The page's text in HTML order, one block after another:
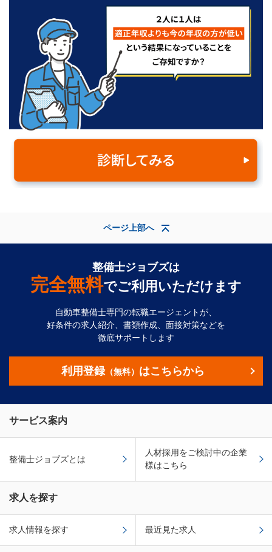
ページ上部へ
整備士ジョブズは
完全無料でご利用いただけます
自動車整備士専門の転職エージェントが、
好条件の求人紹介、書類作成、面接対策などを
徹底サポートします
利用登録（無料） はこちらから
サービス案内
整備士ジョブズとは
人材採用をご検討中の企業
様はこちら
求人を探す
求人情報を探す 最近見た求人